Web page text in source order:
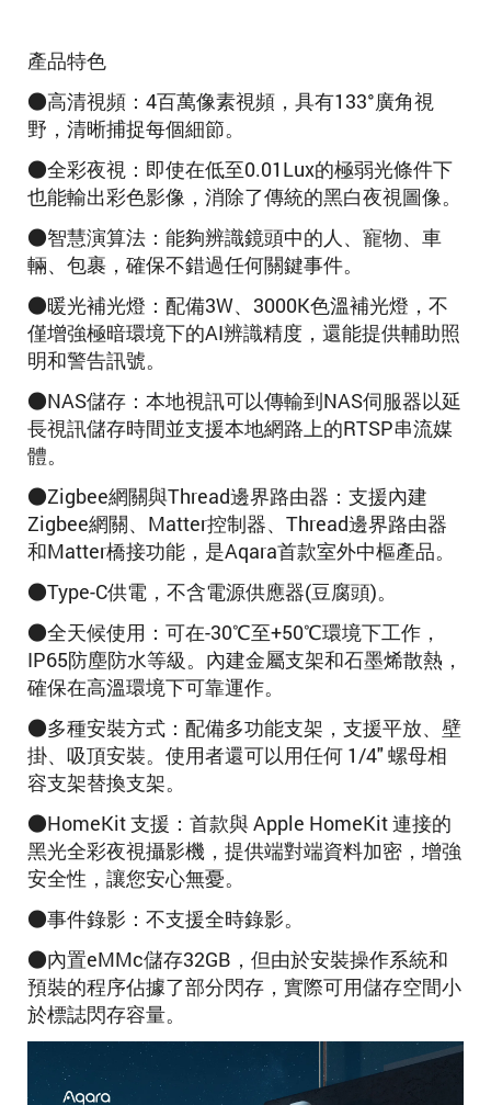
產品特色
●高清視頻：4百萬像素視頻，具有133°廣角視
野，清晰捕捉每個細節。
●全彩夜視：即使在低至0.01Lux的極弱光條件下
也能輸出彩色影像，消除了傳統的黑白夜視圖像。
●智慧演算法：能夠辨識鏡頭中的人、寵物、車
輛、包裹，確保不錯過任何關鍵事件。
●暖光補光燈：配備3W、3000K色溫補光燈，不
僅增強極暗環境下的AI辨識精度，還能提供輔助照
明和警告訊號。
●NAS儲存：本地視訊可以傳輸到NAS伺服器以延
長視訊儲存時間並支援本地網路上的RTSP串流媒
體。
●Zigbee網關與Thread邊界路由器：支援內建
Zigbee網關、Matter控制器、Thread邊界路由器
和Matter橋接功能，是Aqara首款室外中樞產品。
●Type-C供電，不含電源供應器(豆腐頭)。
●全天候使用：可在-30℃至+50℃環境下工作，
IP65防塵防水等級。內建金屬支架和石墨烯散熱，
確保在高溫環境下可靠運作。
●多種安裝方式：配備多功能支架，支援平放、壁
掛、吸頂安裝。使用者還可以用任何 1/4" 螺母相
容支架替換支架。
●HomeKit 支援：首款與 Apple HomeKit 連接的
黑光全彩夜視攝影機，提供端對端資料加密，增強
安全性，讓您安心無憂。
●事件錄影：不支援全時錄影。
●內置eMMc儲存32GB，但由於安裝操作系統和
預裝的程序佔據了部分閃存，實際可用儲存空間小
於標誌閃存容量。